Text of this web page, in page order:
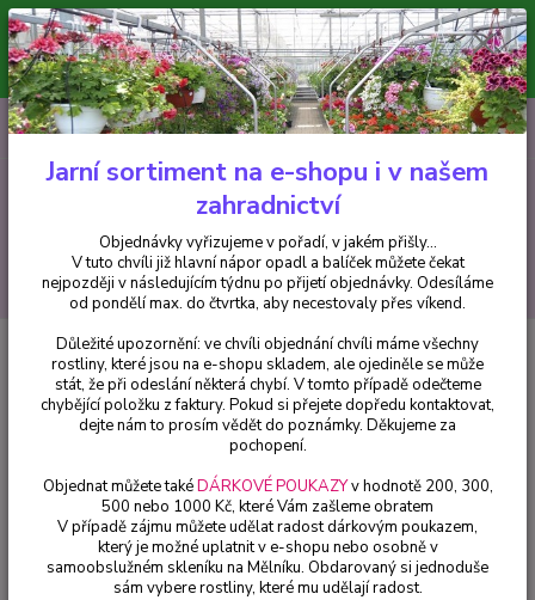
Minimální hodnota pro odeslání z e-shopu je 300 Kč.
V tuto chvíli již hlavní nápor objednávek opadl a balíček můžete čekat
nejpozději v následujícím týdnu po přijetí objednávky. Objednávky
vyřizujeme v pořadí, v jakém přišly...
CZK
Hledat
+420 602 223 614 0ks
za0 Kč
Africké kopřivy, Coleusy
Africká kopřiva-Coleus Down Town- Ruby
Road - cena za kus v 3-kusovém balení
Africká kopřiva-Coleus Down
Town- Ruby Road - cena za kus v
3-kusovém balení
Jarní sortiment na e-shopu i v našem
zahradnictví
Objednávky vyřizujeme v pořadí, v jakém přišly...
V tuto chvíli již hlavní nápor opadl a balíček můžete čekat
nejpozději v následujícím týdnu po přijetí objednávky. Odesíláme
od pondělí max. do čtvrtka, aby necestovaly přes víkend.
Důležité upozornění: ve chvíli objednání chvíli máme všechny
rostliny, které jsou na e-shopu skladem, ale ojediněle se může
stát, že při odeslání některá chybí. V tomto případě odečteme
chybějící položku z faktury. Pokud si přejete dopředu kontaktovat,
dejte nám to prosím vědět do poznámky. Děkujeme za
pochopení.
Objednat můžete takéDÁRKOVÉ POUKAZYv hodnotě 200, 300,
500 nebo 1000 Kč, které Vám zašleme obratem
V případě zájmu můžete udělat radost dárkovým poukazem,
který je možné uplatnit v e-shopu nebo osobně v
samoobslužném skleníku na Mělníku. Obdarovaný si jednoduše
sám vybere rostliny, které mu udělají radost.